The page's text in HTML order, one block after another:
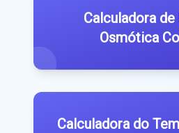
Calculadora
Osmótica
Calculadora do